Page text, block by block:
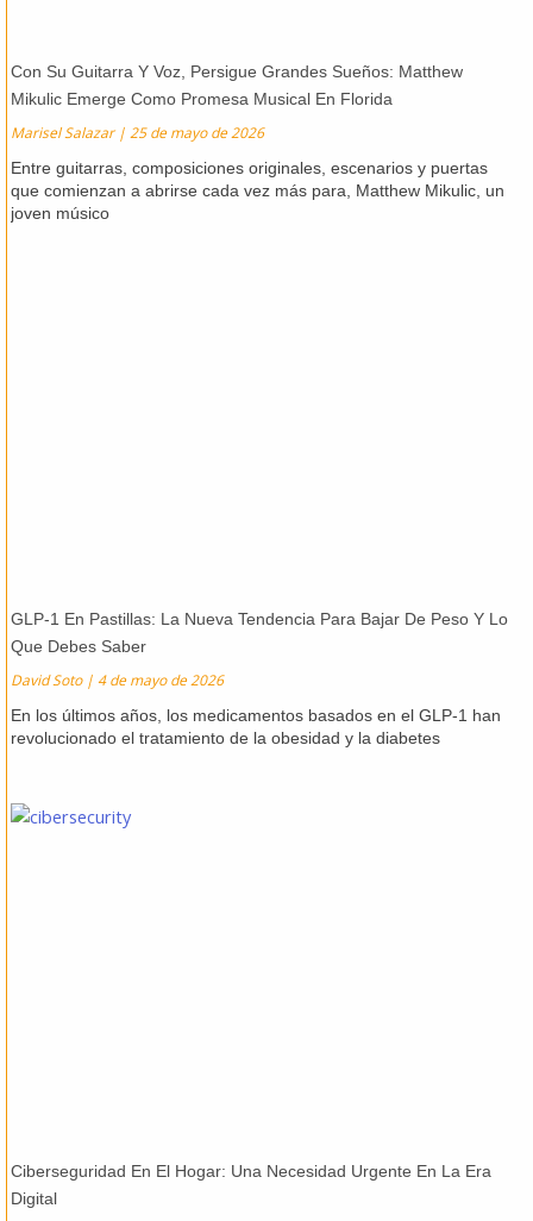
Con Su Guitarra Y Voz, Persigue Grandes Sueños: Matthew
Mikulic Emerge Como Promesa Musical En Florida
Marisel Salazar 25 de mayo de 2026
Entre guitarras, composiciones originales, escenarios y puertas
que comienzan a abrirse cada vez más para, Matthew Mikulic, un
joven músico
GLP-1 En Pastillas: La Nueva Tendencia Para Bajar De Peso Y Lo
Que Debes Saber
David Soto 4 de mayo de 2026
En los últimos años, los medicamentos basados en el GLP-1 han
revolucionado el tratamiento de la obesidad y la diabetes
Ciberseguridad En El Hogar: Una Necesidad Urgente En La Era
Digital